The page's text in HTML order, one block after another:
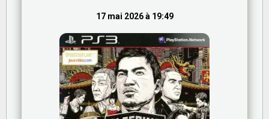
17 mai 2026 à 19:49